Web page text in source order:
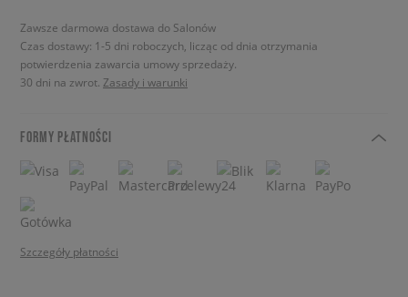
Zawsze darmowa dostawa do Salonów
Czas dostawy: 1-5 dni roboczych, licząc od dnia otrzymania
potwierdzenia zawarcia umowy sprzedaży.
30 dni na zwrot. Zasady i warunki
FORMY PŁATNOŚCI
Szczegóły płatności